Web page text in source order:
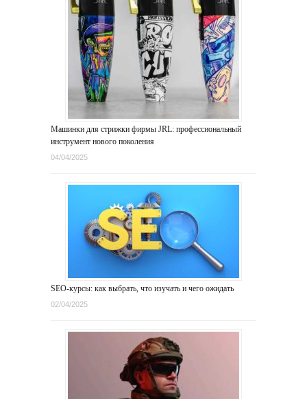
Машинки для стрижки фирмы JRL: профессиональный
инструмент нового поколения
04/04/2025
SEO-курсы: как выбрать, что изучать и чего ожидать
02/04/2025